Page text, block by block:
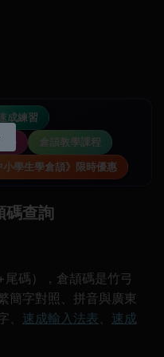
成練習
學
倉頡教學課程
小學生學倉頡》限時優惠
碼查詢
尾碼），倉頡碼是竹弓
簡字對照、拼音與廣東
速成輸入法表、 速成